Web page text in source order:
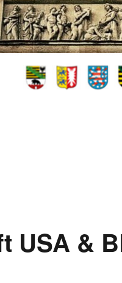
USA &